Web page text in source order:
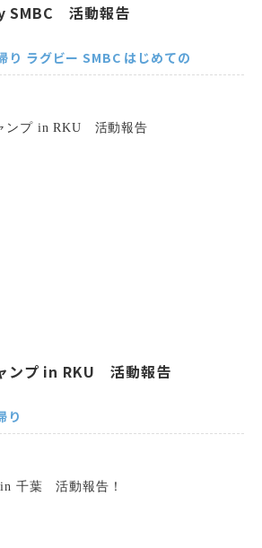
SMBC 活動報告
り ラグビー SMBC はじめての
ンプ in RKU 活動報告
り